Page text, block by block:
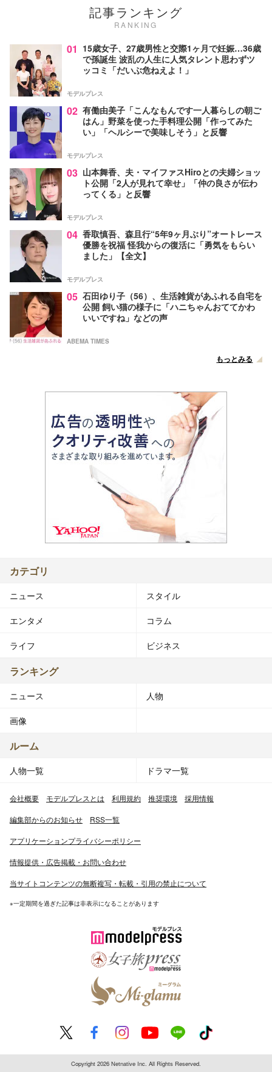
記事ランキング
RANKING
01 15歳女子、27歳男性と交際1ヶ月で妊娠…36歳
で孫誕生 波乱の人生に人気タレント思わずツ
ッコミ「だいぶ危ねえよ！」
モデルプレス
02 有働由美子「こんなもんです一人暮らしの朝ご
はん」野菜を使った手料理公開「作ってみた
い」「ヘルシーで美味しそう」と反響
モデルプレス
03 山本舞香、夫・マイファスHiroとの夫婦ショッ
ト公開「2人が見れて幸せ」「仲の良さが伝わ
ってくる」と反響
モデルプレス
04 香取慎吾、森且行“5年9ヶ月ぶり”オートレース
優勝を祝福 怪我からの復活に「勇気をもらい
ました」【全文】
モデルプレス
05 石田ゆり子（56）、生活雑貨があふれる自宅を
公開 飼い猫の様子に「ハニちゃんおててかわ
いいですね」などの声
ABEMA TIMES
もっとみる
カテゴリ
ニュース スタイル
エンタメ コラム
ライフ ビジネス
ランキング
ニュース 人物
画像
ルーム
人物一覧 ドラマ一覧
会社概要 モデルプレスとは 利用規約 推奨環境 採用情報
編集部からのお知らせ RSS一覧
アプリケーションプライバシーポリシー
情報提供・広告掲載・お問い合わせ
当サイトコンテンツの無断複写・転載・引用の禁止について
※一定期間を過ぎた記事は非表示になることがあります
Copyright 2026 Netnative Inc. All Rights Reserved.